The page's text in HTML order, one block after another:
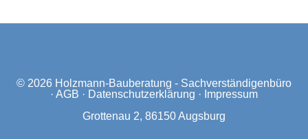
© 2026 Holzmann-Bauberatung - Sachverständigenbüro
· AGB · Datenschutzerklärung · Impressum
Grottenau 2, 86150 Augsburg